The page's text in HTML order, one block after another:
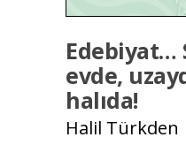
Edebiyat…
evde,
halıda!
Halil Türkden